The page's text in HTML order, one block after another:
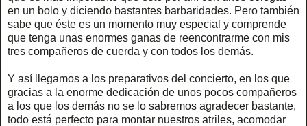
en un bolo y diciendo bastantes barbaridades. Pero también
sabe que éste es un momento muy especial y comprende
que tenga unas enormes ganas de reencontrarme con mis
tres compañeros de cuerda y con todos los demás.
Y así llegamos a los preparativos del concierto, en los que
gracias a la enorme dedicación de unos pocos compañeros
a los que los demás no se lo sabremos agradecer bastante,
todo está perfecto para montar nuestros atriles, acomodar